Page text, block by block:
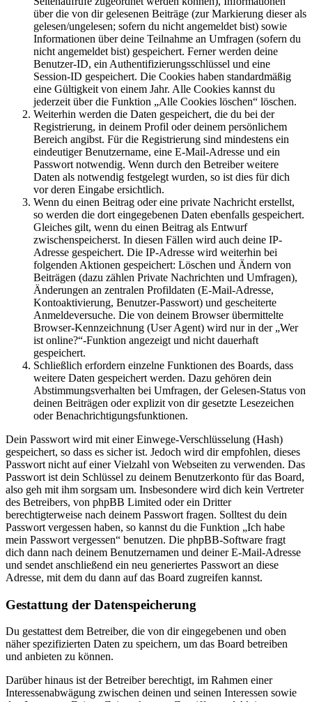
über die von dir gelesenen Beiträge (zur Markierung dieser als
gelesen/ungelesen; sofern du nicht angemeldet bist) sowie
Informationen über deine Teilnahme an Umfragen (sofern du
nicht angemeldet bist) gespeichert. Ferner werden deine
Benutzer-ID, ein Authentifizierungsschlüssel und eine
Session-ID gespeichert. Die Cookies haben standardmäßig
eine Gültigkeit von einem Jahr. Alle Cookies kannst du
jederzeit über die Funktion „Alle Cookies löschen“ löschen.
Weiterhin werden die Daten gespeichert, die du bei der
Registrierung, in deinem Profil oder deinem persönlichem
Bereich angibst. Für die Registrierung sind mindestens ein
eindeutiger Benutzername, eine E-Mail-Adresse und ein
Passwort notwendig. Wenn durch den Betreiber weitere
Daten als notwendig festgelegt wurden, so ist dies für dich
vor deren Eingabe ersichtlich.
Wenn du einen Beitrag oder eine private Nachricht erstellst,
so werden die dort eingegebenen Daten ebenfalls gespeichert.
Gleiches gilt, wenn du einen Beitrag als Entwurf
zwischenspeicherst. In diesen Fällen wird auch deine IP-
Adresse gespeichert. Die IP-Adresse wird weiterhin bei
folgenden Aktionen gespeichert: Löschen und Ändern von
Beiträgen (dazu zählen Private Nachrichten und Umfragen),
Änderungen an zentralen Profildaten (E-Mail-Adresse,
Kontoaktivierung, Benutzer-Passwort) und gescheiterte
Anmeldeversuche. Die von deinem Browser übermittelte
Browser-Kennzeichnung (User Agent) wird nur in der „Wer
ist online?“-Funktion angezeigt und nicht dauerhaft
gespeichert.
Schließlich erfordern einzelne Funktionen des Boards, dass
weitere Daten gespeichert werden. Dazu gehören dein
Abstimmungsverhalten bei Umfragen, der Gelesen-Status von
deinen Beiträgen oder explizit von dir gesetzte Lesezeichen
oder Benachrichtigungsfunktionen.
Dein Passwort wird mit einer Einwege-Verschlüsselung (Hash)
gespeichert, so dass es sicher ist. Jedoch wird dir empfohlen, dieses
Passwort nicht auf einer Vielzahl von Webseiten zu verwenden. Das
Passwort ist dein Schlüssel zu deinem Benutzerkonto für das Board,
also geh mit ihm sorgsam um. Insbesondere wird dich kein Vertreter
des Betreibers, von phpBB Limited oder ein Dritter
berechtigterweise nach deinem Passwort fragen. Solltest du dein
Passwort vergessen haben, so kannst du die Funktion „Ich habe
mein Passwort vergessen“ benutzen. Die phpBB-Software fragt
dich dann nach deinem Benutzernamen und deiner E-Mail-Adresse
und sendet anschließend ein neu generiertes Passwort an diese
Adresse, mit dem du dann auf das Board zugreifen kannst.
Gestattung der Datenspeicherung
Du gestattest dem Betreiber, die von dir eingegebenen und oben
näher spezifizierten Daten zu speichern, um das Board betreiben
und anbieten zu können.
Darüber hinaus ist der Betreiber berechtigt, im Rahmen einer
Interessenabwägung zwischen deinen und seinen Interessen sowie